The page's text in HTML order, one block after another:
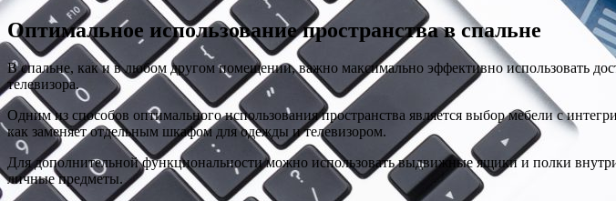
Оптимальное использование пространства в спальне
В спальне, как и в любом другом помещении, важно максимально эффективно использовать
телевизора.
Одним из способов оптимального использования пространства является выбор мебели с
как заменяет отдельным шкафом для одежды и телевизором.
Для дополнительной функциональности можно использовать выдвижные ящики и полки
личные предметы.